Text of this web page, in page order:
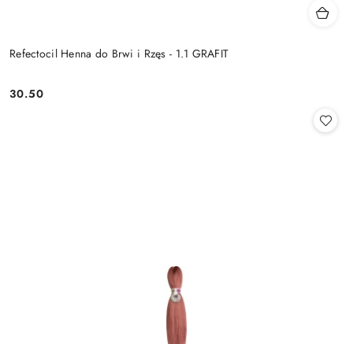
Refectocil Henna do Brwi i Rzęs - 1.1 GRAFIT
Cena:
30.50